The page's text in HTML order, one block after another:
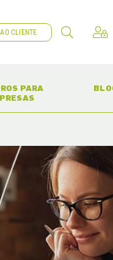
CLIENTE
PARA
(CURRENT)